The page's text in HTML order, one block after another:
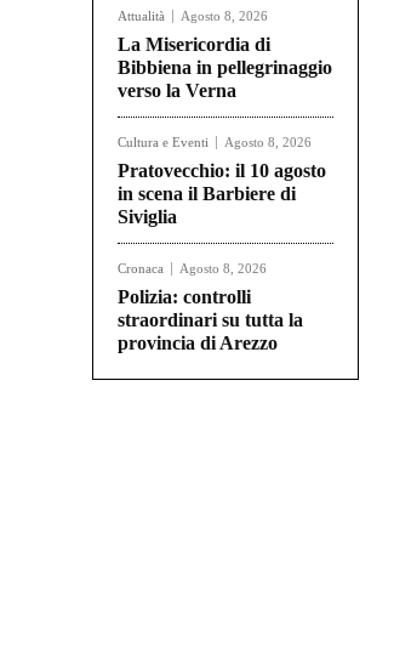
Attualità Agosto 8, 2026
La Misericordia di
Bibbiena in pellegrinaggio
verso la Verna
Cultura e Eventi Agosto 8, 2026
Pratovecchio: il 10 agosto
in scena il Barbiere di
Siviglia
Cronaca Agosto 8, 2026
Polizia: controlli
straordinari su tutta la
provincia di Arezzo